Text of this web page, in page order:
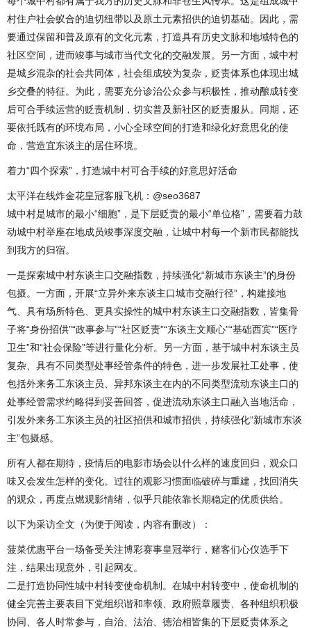
村住户社会蚁合的迫切纽带以及原土元素招供的迫切基础。因此，需
要通过保留和普及原有的文化元素，打造具有历史文脉和地域特色的
社区空间，进而竣事与城市当代文化的交融发展。另一方面，城中村
是城乡混杂的社会共同体，社会组成较为复杂，贬责体系也体现出城
乡交叠的特征。为此，需要充分诊治公众参与积极性，推动酿成转变
后可合手续运营的贬责机制，切实普及新社区的贬责服从。同期，还
要依托既有的环境布局，小心全球空间的打造和绿化好意思化的使
命，营造宜东谈主的居住环境。
着力“四个探索”，打造城中村可合手续的好意思好活命
太平洋在线炸金花皇冠客服飞机：@seo3687
城中村是城市的最小“细胞”，是下层贬责的最小“单位格”，需要着力鼓
动城中村举座在地成员竣事深度交融，让城中村每一个新市民都能找
到我方的归宿。
一是探索城中村东谈主口交融指数，持续强化“新城市东谈主”的身份
包摄。一方面，开展“立异外来东谈主口城市交融行径”，构建接地
气、具有场所特色、更具实操性的城中村东谈主口交融指数，皆集骨
子将“身份招供”“政事参与”“社区贬责”“东谈主文顺心”“基础西宾”“医疗
卫生”和“社会保险”等进行量化分析。另一方面，基于城中村东谈主员
复杂、具有不同类型处事经管条件的特色，进一步发展社工处事，使
包括外来务工东谈主员、异邦东谈主在内的不同类型流动东谈主口的
处事经管需求约略得到妥善回答，促进流动东谈主口融入当地活命，
引发外来务工东谈主员的社区招供和城市招供，持续强化“新城市东谈
主”包摄感。
所有人都在期待，疫情后的电影市场会以什么样的速度回归，观众口
味又会发生怎样的变化。过往的观影习惯面临破碎与重建，找回消失
的观众，再度点燃观影情绪，似乎只能依靠长期稳定的优质供给。
以下为采访全文（为便于阅读，内容有删改）：
菠菜优惠平台一场备受关注博彩赛事皇冠举行，赌客们心仪选手下
注，结果出现意外，引起网友。
二是打造协同性城中村转变使命机制。在城中村转变中，使命机制的
健全完善主要表目下党组织谐和率领、政府照章履责、各种组织积极
协同、各人时常参与，自治、法治、德治相皆集的下层贬责体系之